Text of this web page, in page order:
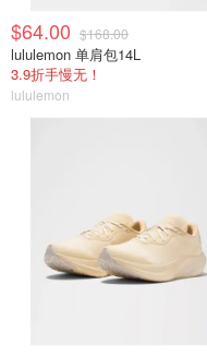
$64.00 $168.00
lululemon 单肩包14L
3.9折手慢无！
lululemon